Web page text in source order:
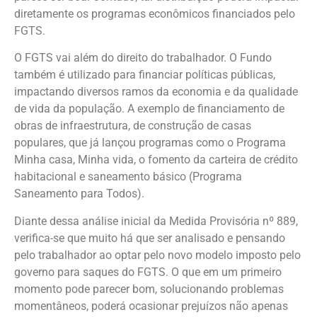
diretamente os programas econômicos financiados pelo
FGTS.
O FGTS vai além do direito do trabalhador. O Fundo
também é utilizado para financiar políticas públicas,
impactando diversos ramos da economia e da qualidade
de vida da população. A exemplo de financiamento de
obras de infraestrutura, de construção de casas
populares, que já lançou programas como o Programa
Minha casa, Minha vida, o fomento da carteira de crédito
habitacional e saneamento básico (Programa
Saneamento para Todos).
Diante dessa análise inicial da Medida Provisória nº 889,
verifica-se que muito há que ser analisado e pensando
pelo trabalhador ao optar pelo novo modelo imposto pelo
governo para saques do FGTS. O que em um primeiro
momento pode parecer bom, solucionando problemas
momentâneos, poderá ocasionar prejuízos não apenas